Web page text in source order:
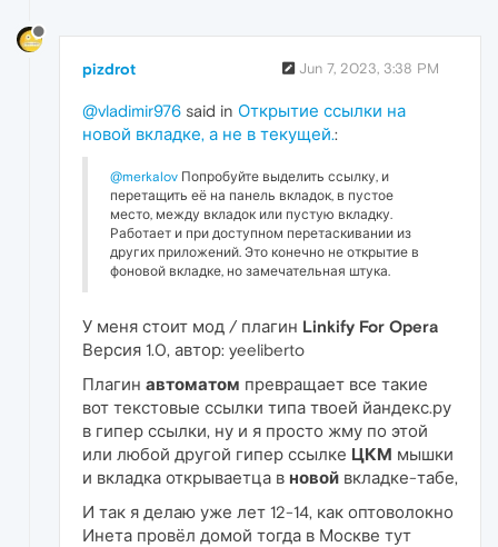
pizdrot Jun 7, 2023, 3:38 PM
@vladimir976 said in Открытие ссылки на
новой вкладке, а не в текущей.:
@merkalov Попробуйте выделить ссылку, и
перетащить её на панель вкладок, в пустое
место, между вкладок или пустую вкладку.
Работает и при доступном перетаскивании из
других приложений. Это конечно не открытие в
фоновой вкладке, но замечательная штука.
У меня стоит мод / плагин Linkify For Opera
Версия 1.0, автор: yeeliberto
Плагин автоматом превращает все такие
вот текстовые ссылки типа твоей йандекс.ру
в гипер ссылки, ну и я просто жму по этой
или любой другой гипер ссылке ЦКМ мышки
и вкладка открываетца в новой вкладке-табе,
И так я делаю уже лет 12-14, как оптоволокно
Инета провёл домой тогда в Москве тут